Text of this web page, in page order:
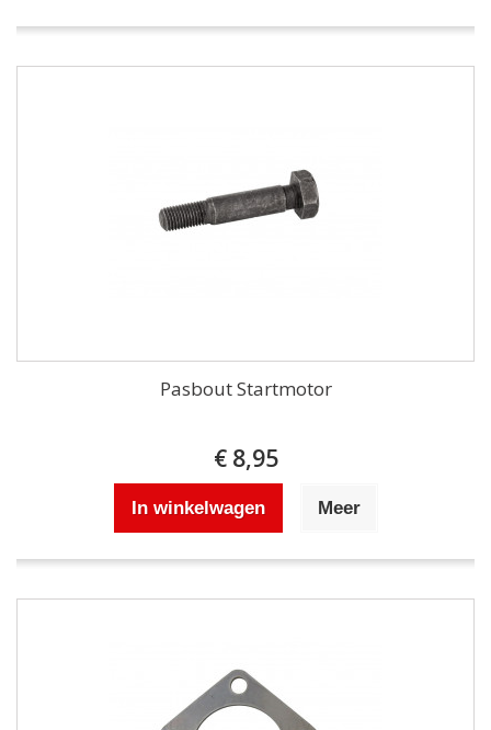
Pasbout Startmotor
€ 8,95
In winkelwagen Meer